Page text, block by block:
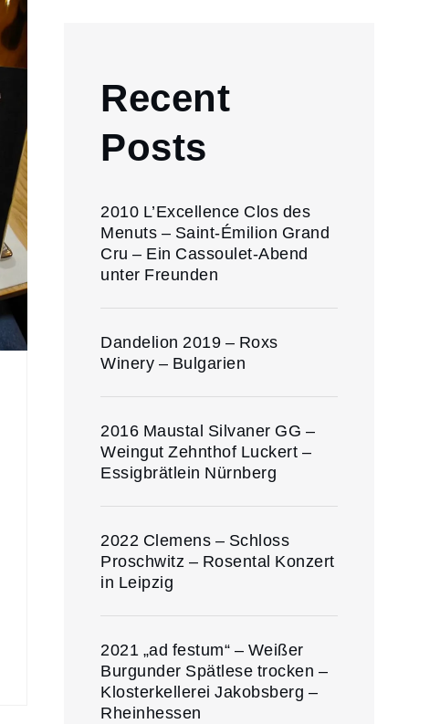
Recent
Posts
2010 L’Excellence Clos des
Menuts – Saint-Émilion Grand
Cru – Ein Cassoulet-Abend
unter Freunden
Dandelion 2019 – Roxs
Winery – Bulgarien
2016 Maustal Silvaner GG –
Weingut Zehnthof Luckert –
Essigbrätlein Nürnberg
2022 Clemens – Schloss
Proschwitz – Rosental Konzert
in Leipzig
2021 „ad festum“ – Weißer
Burgunder Spätlese trocken –
Klosterkellerei Jakobsberg –
Rheinhessen